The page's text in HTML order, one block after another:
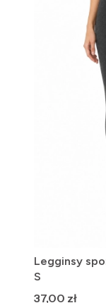
Legginsy
S
Cena
37,00 zł